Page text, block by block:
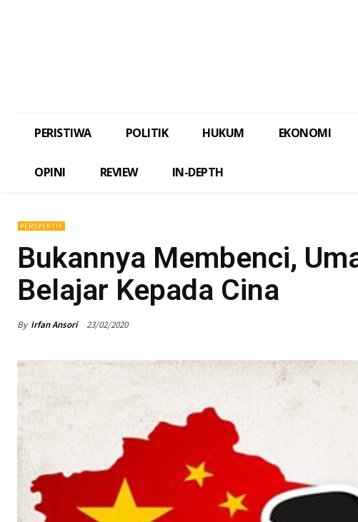
PERISTIWA POLITIK HUKUM EKONOMI
OPINI REVIEW IN-DEPTH
PERSPEKTIF
Bukannya Membenci,
Belajar Kepada Cina
By Irfan Ansori 23/02/2020